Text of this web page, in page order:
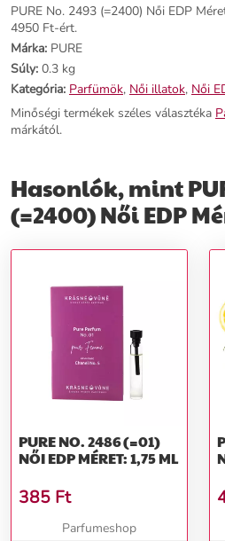
PURE No. 2493 (=2400) Női EDP
4950 Ft-ért.
Márka: PURE
Súly: 0.3 kg
Kategória: Parfümök, Női illatok, Női
Minőségi termékek széles választéka
márkától.
Hasonlók, mint
(=2400) Női EDP
PURE NO. 2486 (=01)
NŐI EDP MÉRET: 1,75 ML
385 Ft
Parfumeshop